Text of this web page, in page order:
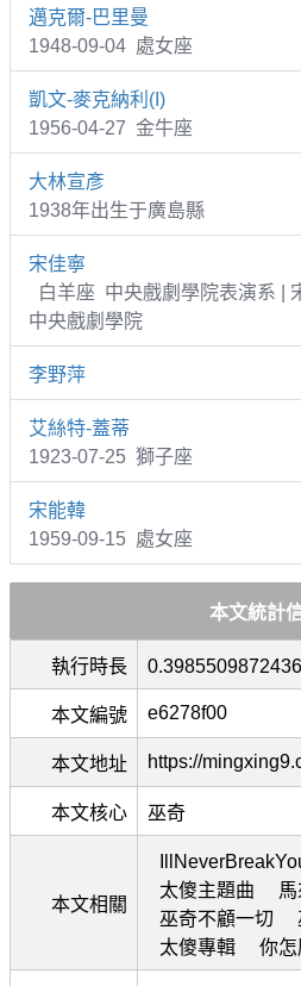
邁克爾-巴里曼
1948-09-04 處女座
凱文-麥克納利(I)
1956-04-27 金牛座
大林宣彥
1938年出生于廣島縣
宋佳寧
白羊座 中央戲劇學院表演系 |
中央戲劇學院
李野萍
艾絲特-蓋蒂
1923-07-25 獅子座
宋能韓
1959-09-15 處女座
本文統計
執行時長
本文編號 e6278f00
本文地址 https://
本文核心 巫奇
本文相關
太傻主題曲
巫奇不顧一切
太傻專輯
你